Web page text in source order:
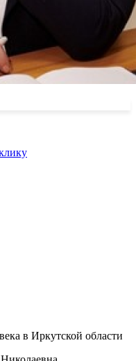
в Иркутской области